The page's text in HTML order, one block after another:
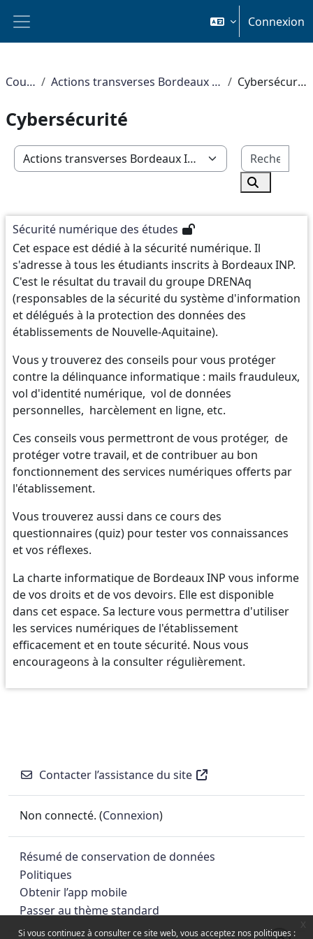
Si vous continuez à consulter ce site web, vous acceptez nos politiques :
Panneau latéral
Connexion
Cours Actions transverses Bordeaux INP Cybersécurité
Cybersécurité
Catégories de cours
Sécurité numérique des études
Cet espace est dédié à la sécurité numérique. Il
s'adresse à tous les étudiants inscrits à Bordeaux INP.
C'est le résultat du travail du groupe DRENAq
(responsables de la sécurité du système d'information
et délégués à la protection des données des
établissements de Nouvelle-Aquitaine).
Vous y trouverez des conseils pour vous protéger
contre la délinquance informatique : mails frauduleux,
vol d'identité numérique, vol de données
personnelles, harcèlement en ligne, etc.
Ces conseils vous permettront de vous protéger, de
protéger votre travail, et de contribuer au bon
fonctionnement des services numériques offerts par
l'établissement.
Vous trouverez aussi dans ce cours des
questionnaires (quiz) pour tester vos connaissances
et vos réflexes.
La charte informatique de Bordeaux INP vous informe
de vos droits et de vos devoirs. Elle est disponible
dans cet espace. Sa lecture vous permettra d'utiliser
les services numériques de l'établissement
efficacement et en toute sécurité. Nous vous
encourageons à la consulter régulièrement.
Contacter l’assistance du site
Non connecté. (Connexion)
Résumé de conservation de données
Politiques
Obtenir l’app mobile
Passer au thème standard